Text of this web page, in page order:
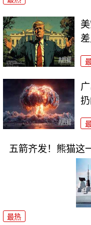
五箭齐发！熊猫这
最热